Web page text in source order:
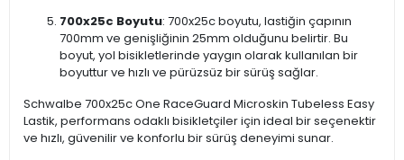
700x25c Boyutu: 700x25c boyutu, lastiğin çapının
700mm ve genişliğinin 25mm olduğunu belirtir. Bu
boyut, yol bisikletlerinde yaygın olarak kullanılan bir
boyuttur ve hızlı ve pürüzsüz bir sürüş sağlar.
Schwalbe 700x25c One RaceGuard Microskin Tubeless Easy
Lastik, performans odaklı bisikletçiler için ideal bir seçenektir
ve hızlı, güvenilir ve konforlu bir sürüş deneyimi sunar.